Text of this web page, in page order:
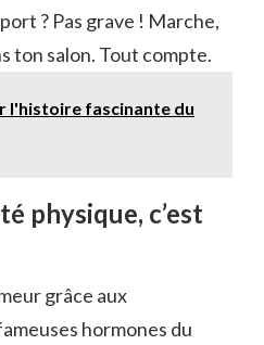
? Pas grave ! Marche,
ton salon. Tout compte.
l'histoire fascinante du
physique, c’est
grâce aux
hormones du